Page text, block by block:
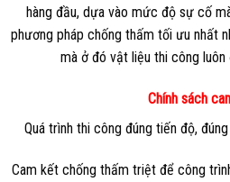
hàng đầu, dựa vào mức độ sự cố
phương pháp chống thấm tối ưu nhất
mà ở đó vật liệu thi công
Chính sách
Quá trình thi công đúng tiến độ,
Cam kết chống thấm triệt để công